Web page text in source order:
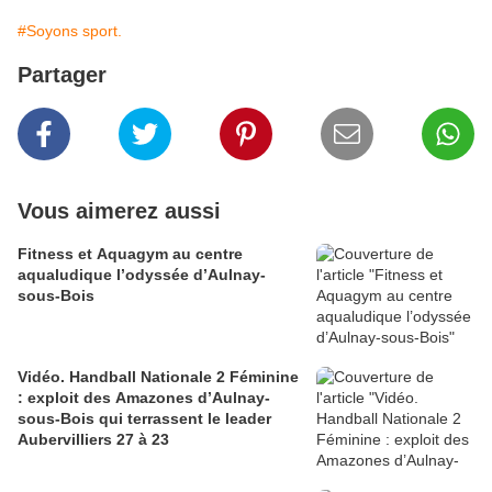
#Soyons sport.
Partager
Vous aimerez aussi
Fitness et Aquagym au centre
aqualudique l’odyssée d’Aulnay-
sous-Bois
Vidéo. Handball Nationale 2 Féminine
: exploit des Amazones d’Aulnay-
sous-Bois qui terrassent le leader
Aubervilliers 27 à 23